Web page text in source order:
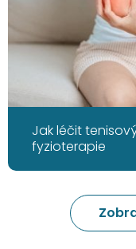
Jak léčit
fyzioterapie